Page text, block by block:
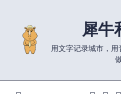
content
犀牛
用文字记录城市，